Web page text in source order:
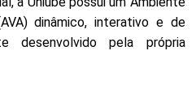
dinâmico, interativo e de
desenvolvido pela própria